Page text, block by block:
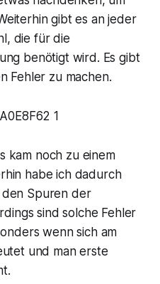
gibt es an jeder
die für die
benötigt wird. Es gibt
Fehler zu machen.
kam noch zu einem
habe ich dadurch
Spuren der
sind solche Fehler
wenn sich am
und man erste